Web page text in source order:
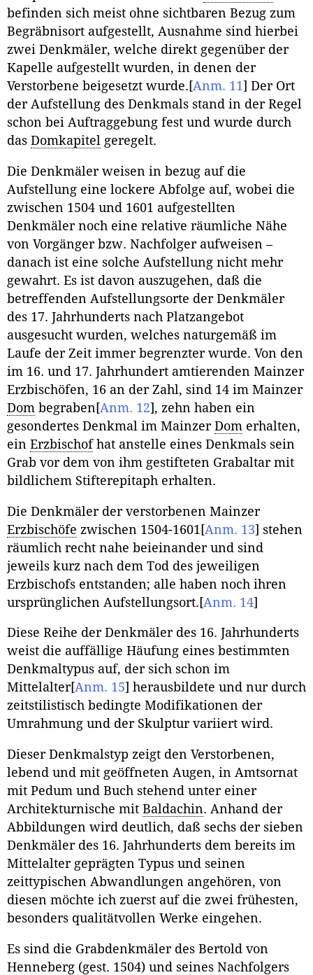
befinden sich meist ohne sichtbaren Bezug zum
Begräbnisort aufgestellt, Ausnahme sind hierbei
zwei Denkmäler, welche direkt gegenüber der
Kapelle aufgestellt wurden, in denen der
Verstorbene beigesetzt wurde. [Anm. 11] Der Ort
der Aufstellung des Denkmals stand in der Regel
schon bei Auftraggebung fest und wurde durch
das Domkapitel geregelt.
Die Denkmäler weisen in bezug auf die
Aufstellung eine lockere Abfolge auf, wobei die
zwischen 1504 und 1601 aufgestellten
Denkmäler noch eine relative räumliche Nähe
von Vorgänger bzw. Nachfolger aufweisen –
danach ist eine solche Aufstellung nicht mehr
gewahrt. Es ist davon auszugehen, daß die
betreffenden Aufstellungsorte der Denkmäler
des 17. Jahrhunderts nach Platzangebot
ausgesucht wurden, welches naturgemäß im
Laufe der Zeit immer begrenzter wurde. Von den
im 16. und 17. Jahrhundert amtierenden Mainzer
Erzbischöfen, 16 an der Zahl, sind 14 im Mainzer
Dom begraben [Anm. 12] , zehn haben ein
gesondertes Denkmal im Mainzer Dom erhalten,
ein Erzbischofhat anstelle eines Denkmals sein
Grab vor dem von ihm gestifteten Grabaltar mit
bildlichem Stifterepitaph erhalten.
Die Denkmäler der verstorbenen Mainzer
Erzbischöfe zwischen 1504-1601 [Anm. 13] stehen
räumlich recht nahe beieinander und sind
jeweils kurz nach dem Tod des jeweiligen
Erzbischofs entstanden; alle haben noch ihren
ursprünglichen Aufstellungsort. [Anm. 14]
Diese Reihe der Denkmäler des 16. Jahrhunderts
weist die auffällige Häufung eines bestimmten
Denkmaltypus auf, der sich schon im
Mittelalter[Anm. 15] herausbildete und nur durch
zeitstilistisch bedingte Modifikationen der
Umrahmung und der Skulptur variiert wird.
Dieser Denkmalstyp zeigt den Verstorbenen,
lebend und mit geöffneten Augen, in Amtsornat
mit Pedum und Buch stehend unter einer
Architekturnische mit Baldachin. Anhand der
Abbildungen wird deutlich, daß sechs der sieben
Denkmäler des 16. Jahrhunderts dem bereits im
Mittelalter geprägten Typus und seinen
zeittypischen Abwandlungen angehören, von
diesen möchte ich zuerst auf die zwei frühesten,
besonders qualitätvollen Werke eingehen.
Es sind die Grabdenkmäler des Bertold von
Henneberg (gest. 1504) und seines Nachfolgers